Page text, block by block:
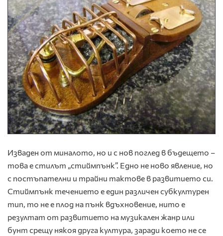
Изваден от миналото, но и с нов поглед в бъдещето –
това е стилът „стиймпънк”. Едно не ново явление, но
с постъпателни и трайни тактове в развитието си.
Стиймпънк течението е един различен субкултурен
тип, то не е плод на пънк вдъхновение, нито е
резултат от развитието на музикален жанр или
бунт срещу някоя друга култура, заради което не се